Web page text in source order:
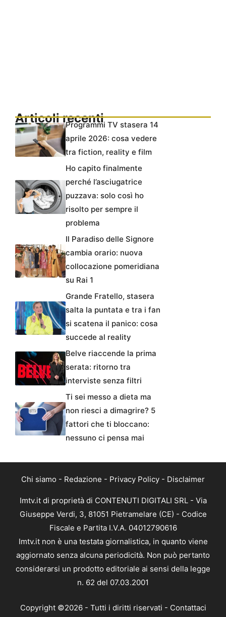
Articoli recentiProgrammi TV stasera 14
aprile 2026: cosa vedere
tra fiction, reality e film
Ho capito finalmente
perché l’asciugatrice
puzzava: solo così ho
risolto per sempre il
problema
Il Paradiso delle Signore
cambia orario: nuova
collocazione pomeridiana
su Rai 1
Grande Fratello, stasera
salta la puntata e tra i fan
si scatena il panico: cosa
succede al reality
Belve riaccende la prima
serata: ritorno tra
interviste senza filtri
Ti sei messo a dieta ma
non riesci a dimagrire? 5
fattori che ti bloccano:
nessuno ci pensa mai
Chi siamo - Redazione - Privacy Policy - Disclaimer
Imtv.it di proprietà di CONTENUTI DIGITALI SRL - Via
Giuseppe Verdi, 3, 81051 Pietramelare (CE) - Codice
Fiscale e Partita I.V.A. 04012790616
Imtv.it non è una testata giornalistica, in quanto viene
aggiornato senza alcuna periodicità. Non può pertanto
considerarsi un prodotto editoriale ai sensi della legge
n. 62 del 07.03.2001
Copyright ©2026 - Tutti i diritti riservati - Contattaci